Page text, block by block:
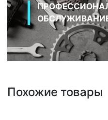
Похожие товары